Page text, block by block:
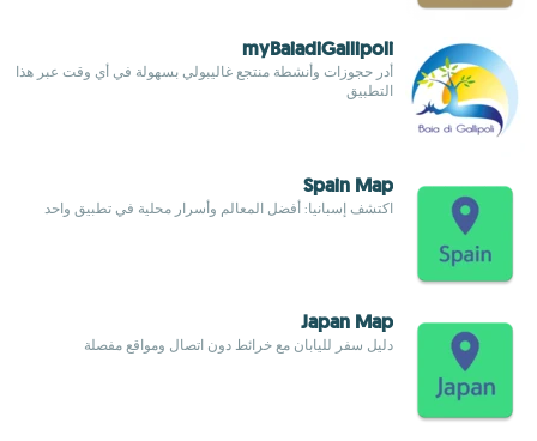
myBaiadiGallipoli
أدر حجوزات وأنشطة منتجع غاليبولي بسهولة في أي وقت عبر هذا
التطبيق
Spain Map
اكتشف إسبانيا: أفضل المعالم وأسرار محلية في تطبيق واحد
Japan Map
دليل سفر لليابان مع خرائط دون اتصال ومواقع مفصلة